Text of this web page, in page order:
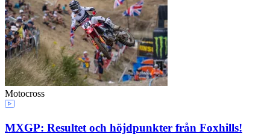
Motocross
MXGP: Resultet och höjdpunkter från Foxhills!